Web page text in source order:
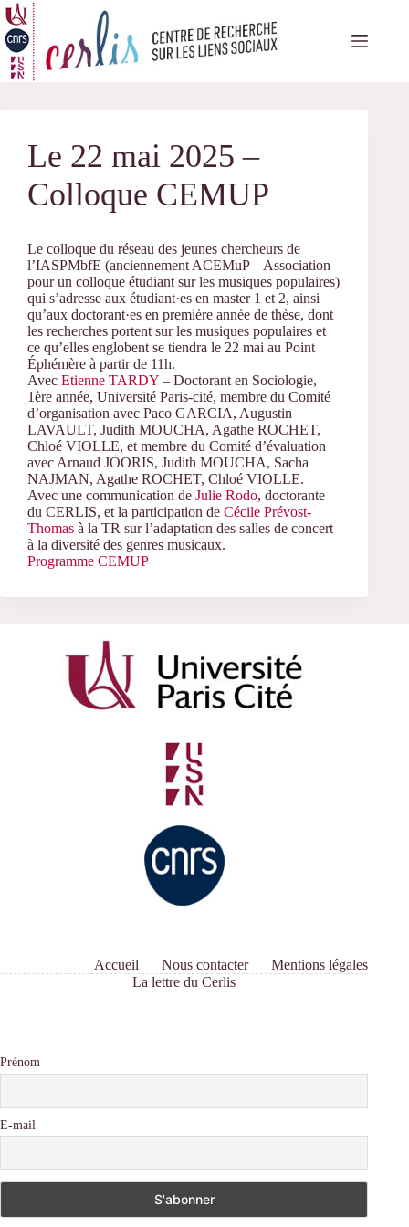
Passer
au
contenu
Le 22 mai 2025 –
Colloque CEMUP
Le colloque du réseau des jeunes chercheurs de
l’IASPMbfE (anciennement ACEMuP – Association
pour un colloque étudiant sur les musiques populaires)
qui s’adresse aux étudiant·es en master 1 et 2, ainsi
qu’aux doctorant·es en première année de thèse, dont
les recherches portent sur les musiques populaires et
ce qu’elles englobent se tiendra le 22 mai au Point
Éphémère à partir de 11h.
Avec Etienne TARDY – Doctorant en Sociologie,
1ère année, Université Paris-cité, membre du Comité
d’organisation avec Paco GARCIA, Augustin
LAVAULT, Judith MOUCHA, Agathe ROCHET,
Chloé VIOLLE, et membre du Comité d’évaluation
avec Arnaud JOORIS, Judith MOUCHA, Sacha
NAJMAN, Agathe ROCHET, Chloé VIOLLE.
Avec une communication de Julie Rodo, doctorante
du CERLIS, et la participation de Cécile Prévost-
Thomas à la TR sur l’adaptation des salles de concert
à la diversité des genres musicaux.
Programme CEMUP
Accueil Nous contacter
Mentions légales
La lettre du Cerlis
Prénom
E-mail